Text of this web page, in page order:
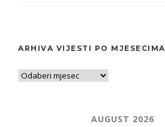
ARHIVA VIJESTI PO MJESECIMA
AUGUST 2026